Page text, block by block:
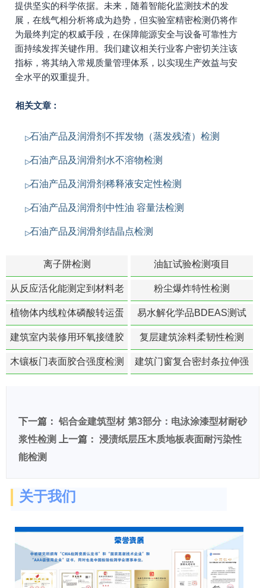
提供坚实的科学依据。未来，随着智能化监测技术的发
展，在线气相分析将成为趋势，但实验室精密检测仍将作
为最终判定的权威手段，在保障能源安全与设备可靠性方
面持续发挥关键作用。我们建议相关行业客户密切关注该
指标，将其纳入常规质量管理体系，以实现生产效益与安
全水平的双重提升。
相关文章：
石油产品及润滑剂不挥发物（蒸发残渣）检测
石油产品及润滑剂水不溶物检测
石油产品及润滑剂稀释液安定性检测
石油产品及润滑剂中性油 容量法检测
石油产品及润滑剂结晶点检测
离子阱检测 油缸试验检测项目
从反应活化能测定到材料老
化寿命预测的经典模型
粉尘爆炸特性检测
植物体内线粒体磷酸转运蛋
白活性检测
易水解化学品BDEAS测试
建筑室内装修用环氧接缝胶
苯含量检测
复层建筑涂料柔韧性检测
木镶板门表面胶合强度检测
建筑门窗复合密封条拉伸强
下一篇： 铝合金建筑型材 第3部分：电泳涂漆型材耐砂
浆性检测
上一篇： 浸渍纸层压木质地板表面耐污染性
能检测
关于我们